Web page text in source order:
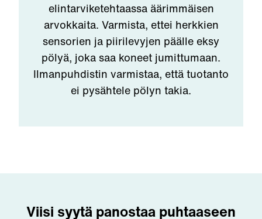
elintarviketehtaassa äärimmäisen
arvokkaita. Varmista, ettei herkkien
sensorien ja piirilevyjen päälle eksy
pölyä, joka saa koneet jumittumaan.
Ilmanpuhdistin varmistaa, että tuotanto
ei pysähtele pölyn takia.
Viisi syytä panostaa puhtaaseen